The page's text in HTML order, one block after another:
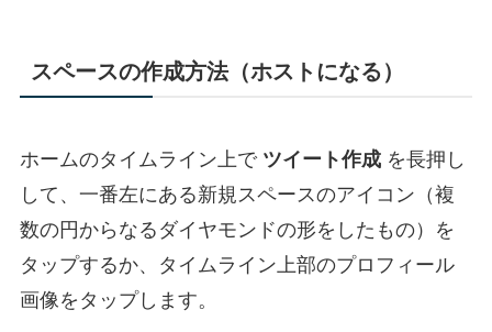
スペースの作成方法（ホストになる）
ホームのタイムライン上で ツイート作成を長押し
して、一番左にある新規スペースのアイコン（複
数の円からなるダイヤモンドの形をしたもの）を
タップするか、タイムライン上部のプロフィール
画像をタップします。